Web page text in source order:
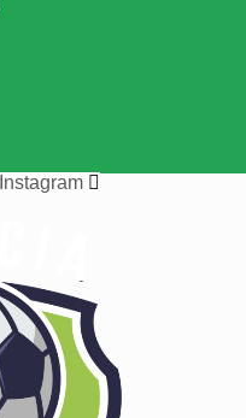
Instagram